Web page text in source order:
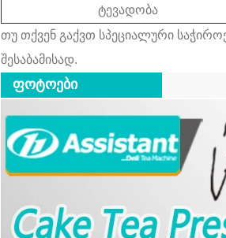
ტევადობა
თუ თქვენ გაქვთ სპეციალური
შესაბამისად.
ფოტოები